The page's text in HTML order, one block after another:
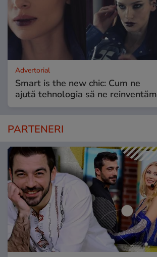
Advertorial
Smart is the new chic: Cum ne
ajută tehnologia să ne reinventăm
PARTENERI